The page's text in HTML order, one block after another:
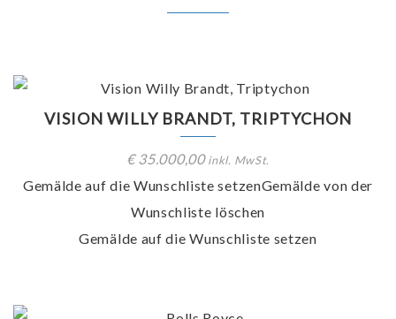
VISION WILLY BRANDT, TRIPTYCHON
€35.000,00 inkl. MwSt.
Gemälde auf die Wunschliste setzenGemälde von der
Wunschliste löschen
Gemälde auf die Wunschliste setzen